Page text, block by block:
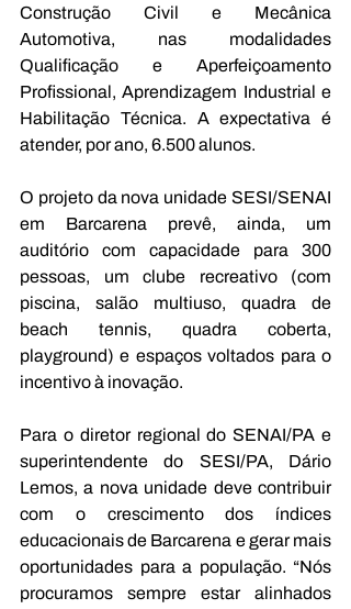
Construção Civil e Mecânica
Automotiva, nas modalidades
Qualificação e Aperfeiçoamento
Profissional, Aprendizagem Industrial e
Habilitação Técnica. A expectativa é
atender, por ano, 6.500 alunos.
O projeto da nova unidade SESI/SENAI
em Barcarena prevê, ainda, um
auditório com capacidade para 300
pessoas, um clube recreativo (com
piscina, salão multiuso, quadra de
beach tennis, quadra coberta,
playground) e espaços voltados para o
incentivo à inovação.
Para o diretor regional do SENAI/PA e
superintendente do SESI/PA, Dário
Lemos, a nova unidade deve contribuir
com o crescimento dos índices
educacionais de Barcarena e gerar mais
oportunidades para a população. “Nós
procuramos sempre estar alinhados